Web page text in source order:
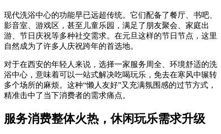
现代洗浴中心的功能早已远超传统。它们配备了餐厅、书吧、
影音室、游戏区，甚至儿童乐园，满足了朋友聚会、家庭出
游、节日庆祝等多种社交需求。在元旦这样的节日节点，这里
自然成为了许多人庆祝跨年的首选地。
对于在西安的年轻人来说，选择一家服务周全、环境舒适的洗
浴中心，意味着可以一站式解决吃喝玩乐，免去在寒风中辗转
多个场所的麻烦。这种“懒人友好”又充满氛围感的过节方式，
精准击中了当下消费者的需求痛点。
服务消费整体火热，休闲玩乐需求升级